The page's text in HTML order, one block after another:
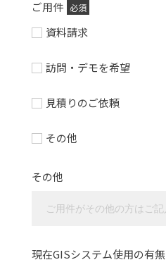
ご用件 必須
資料請求
訪問・デモを希望
見積りのご依頼
その他
その他
現在GISシステム使用の有無